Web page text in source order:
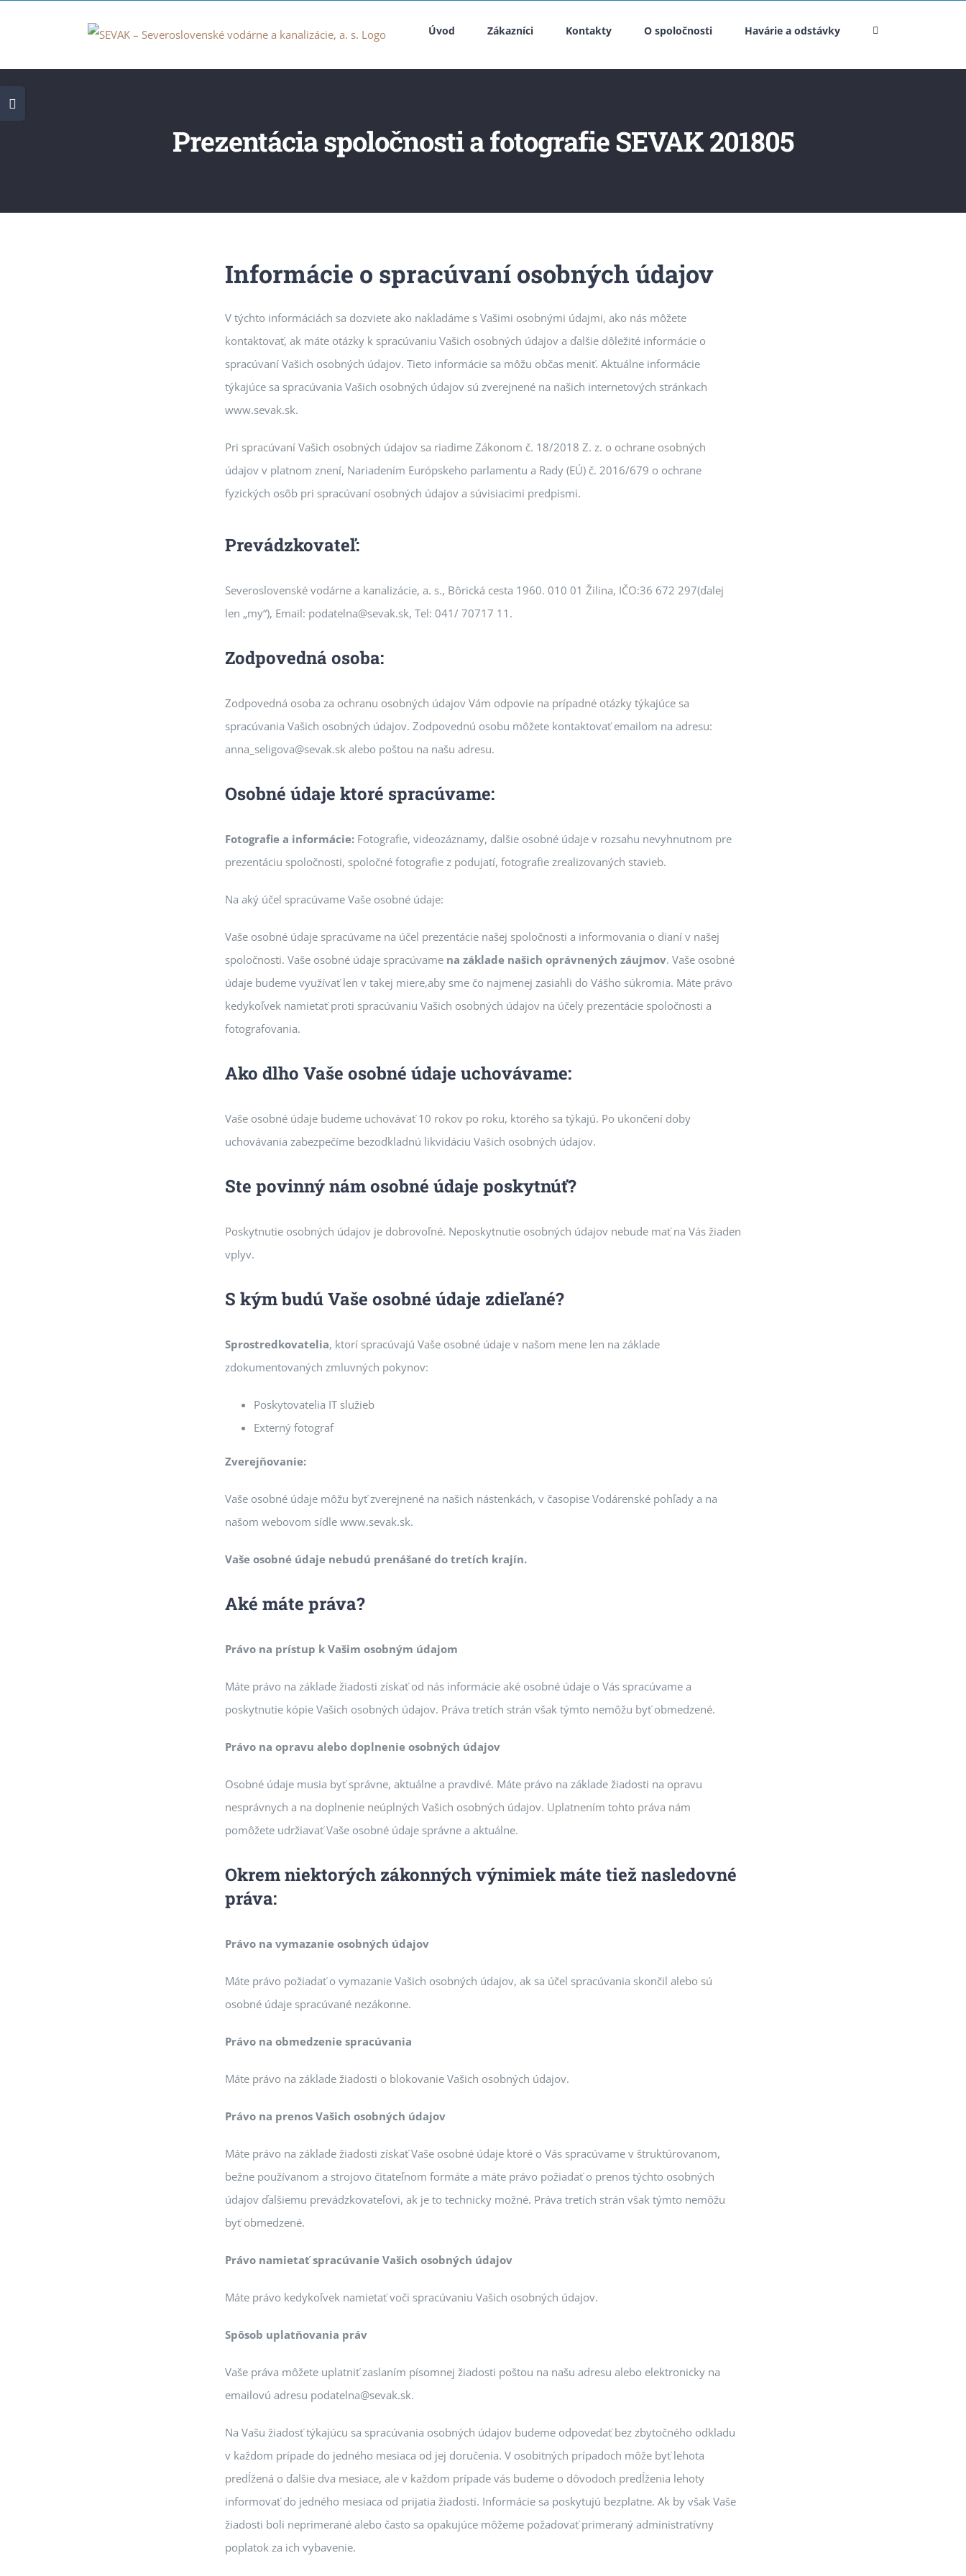
Úvod Zákazníci Kontakty O spoločnosti Havárie a odstávky
Prezentácia spoločnosti a fotografie SEVAK 201805
Informácie o spracúvaní osobných údajov
V týchto informáciách sa dozviete ako nakladáme s Vašimi osobnými údajmi, ako nás môžete
kontaktovať, ak máte otázky k spracúvaniu Vašich osobných údajov a ďalšie dôležité informácie o
spracúvaní Vašich osobných údajov. Tieto informácie sa môžu občas meniť. Aktuálne informácie
týkajúce sa spracúvania Vašich osobných údajov sú zverejnené na našich internetových stránkach
www.sevak.sk.
Pri spracúvaní Vašich osobných údajov sa riadime Zákonom č. 18/2018 Z. z. o ochrane osobných
údajov v platnom znení, Nariadením Európskeho parlamentu a Rady (EÚ) č. 2016/679 o ochrane
fyzických osôb pri spracúvaní osobných údajov a súvisiacimi predpismi.
Prevádzkovateľ:
Severoslovenské vodárne a kanalizácie, a. s., Bôrická cesta 1960. 010 01 Žilina, IČO:36 672 297(ďalej
len „my“), Email: podatelna@sevak.sk, Tel: 041/ 70717 11.
Zodpovedná osoba:
Zodpovedná osoba za ochranu osobných údajov Vám odpovie na prípadné otázky týkajúce sa
spracúvania Vašich osobných údajov. Zodpovednú osobu môžete kontaktovať emailom na adresu:
anna_seligova@sevak.sk alebo poštou na našu adresu.
Osobné údaje ktoré spracúvame:
Fotografie a informácie:Fotografie, videozáznamy, ďalšie osobné údaje v rozsahu nevyhnutnom pre
prezentáciu spoločnosti, spoločné fotografie z podujatí, fotografie zrealizovaných stavieb.
Na aký účel spracúvame Vaše osobné údaje:
Vaše osobné údaje spracúvame na účel prezentácie našej spoločnosti a informovania o dianí v našej
spoločnosti. Vaše osobné údaje spracúvame na základe našich oprávnených záujmov. Vaše osobné
údaje budeme využívať len v takej miere,aby sme čo najmenej zasiahli do Vášho súkromia. Máte právo
kedykoľvek namietať proti spracúvaniu Vašich osobných údajov na účely prezentácie spoločnosti a
fotografovania.
Ako dlho Vaše osobné údaje uchovávame:
Vaše osobné údaje budeme uchovávať 10 rokov po roku, ktorého sa týkajú. Po ukončení doby
uchovávania zabezpečíme bezodkladnú likvidáciu Vašich osobných údajov.
Ste povinný nám osobné údaje poskytnúť?
Poskytnutie osobných údajov je dobrovoľné. Neposkytnutie osobných údajov nebude mať na Vás žiaden
vplyv.
S kým budú Vaše osobné údaje zdieľané?
Sprostredkovatelia, ktorí spracúvajú Vaše osobné údaje v našom mene len na základe
zdokumentovaných zmluvných pokynov:
Poskytovatelia IT služieb
Externý fotograf
Zverejňovanie:
Vaše osobné údaje môžu byť zverejnené na našich nástenkách, v časopise Vodárenské pohľady a na
našom webovom sídle www.sevak.sk.
Vaše osobné údaje nebudú prenášané do tretích krajín.
Aké máte práva?
Právo na prístup k Vašim osobným údajom
Máte právo na základe žiadosti získať od nás informácie aké osobné údaje o Vás spracúvame a
poskytnutie kópie Vašich osobných údajov. Práva tretích strán však týmto nemôžu byť obmedzené.
Právo na opravu alebo doplnenie osobných údajov
Osobné údaje musia byť správne, aktuálne a pravdivé. Máte právo na základe žiadosti na opravu
nesprávnych a na doplnenie neúplných Vašich osobných údajov. Uplatnením tohto práva nám
pomôžete udržiavať Vaše osobné údaje správne a aktuálne.
Okrem niektorých zákonných výnimiek máte tiež nasledovné
práva:
Právo na vymazanie osobných údajov
Máte právo požiadať o vymazanie Vašich osobných údajov, ak sa účel spracúvania skončil alebo sú
osobné údaje spracúvané nezákonne.
Právo na obmedzenie spracúvania
Máte právo na základe žiadosti o blokovanie Vašich osobných údajov.
Právo na prenos Vašich osobných údajov
Máte právo na základe žiadosti získať Vaše osobné údaje ktoré o Vás spracúvame v štruktúrovanom,
bežne používanom a strojovo čitateľnom formáte a máte právo požiadať o prenos týchto osobných
údajov ďalšiemu prevádzkovateľovi, ak je to technicky možné. Práva tretích strán však týmto nemôžu
byť obmedzené.
Právo namietať spracúvanie Vašich osobných údajov
Máte právo kedykoľvek namietať voči spracúvaniu Vašich osobných údajov.
Spôsob uplatňovania práv
Vaše práva môžete uplatniť zaslaním písomnej žiadosti poštou na našu adresu alebo elektronicky na
emailovú adresu podatelna@sevak.sk.
Na Vašu žiadosť týkajúcu sa spracúvania osobných údajov budeme odpovedať bez zbytočného odkladu
v každom prípade do jedného mesiaca od jej doručenia. V osobitných prípadoch môže byť lehota
predĺžená o ďalšie dva mesiace, ale v každom prípade vás budeme o dôvodoch predĺženia lehoty
informovať do jedného mesiaca od prijatia žiadosti. Informácie sa poskytujú bezplatne. Ak by však Vaše
žiadosti boli neprimerané alebo často sa opakujúce môžeme požadovať primeraný administratívny
poplatok za ich vybavenie.
Toggle
Sliding